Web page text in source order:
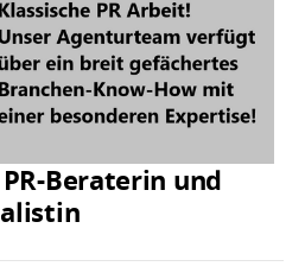
Beraterin und